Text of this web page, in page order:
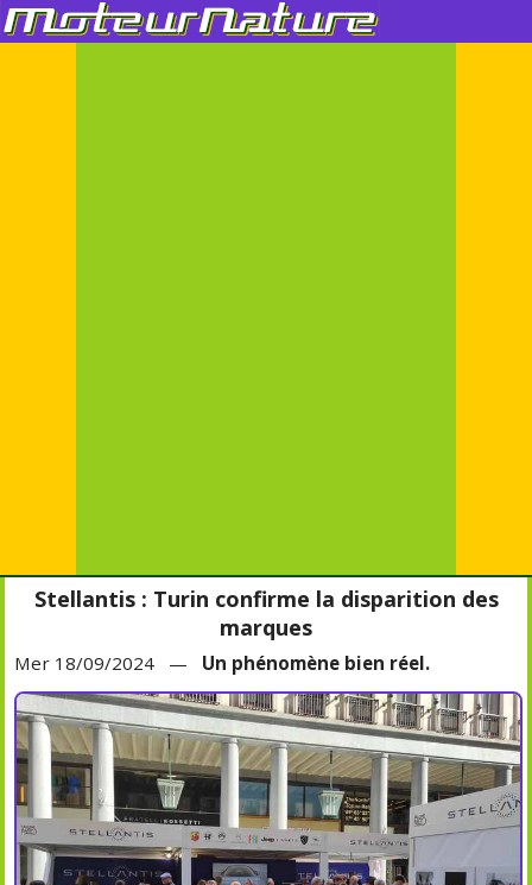
Stellantis : Turin confirme la disparition des
marques
Mer 18/09/2024 — Un phénomène bien réel.